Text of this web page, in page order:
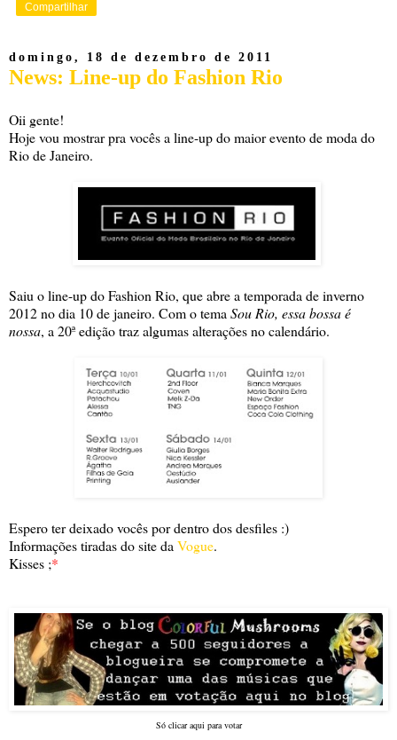
Compartilhar
domingo, 18 de dezembro de 2011
News: Line-up do Fashion Rio
Oii gente!
Hoje vou mostrar pra vocês a line-up do maior evento de moda do
Rio de Janeiro.
Saiu o line-up doFashion Rio, que abre a temporada de inverno
2012 no dia 10 de janeiro. Com o tema Sou Rio, essa bossa é
nossa, a 20ª edição traz algumas alterações no calendário.
Espero ter deixado vocês por dentro dos desfiles :)
Informações tiradas do site da Vogue.
Kisses ;*
Só clicar aqui para votar